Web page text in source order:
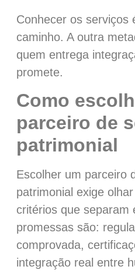
Conhecer os serviços
caminho. A outra
quem entrega
promete.
Como
parceiro de
patrimonial
Escolher um parceiro
patrimonial exige
critérios que separam
promessas são:
comprovada,
integração real entre